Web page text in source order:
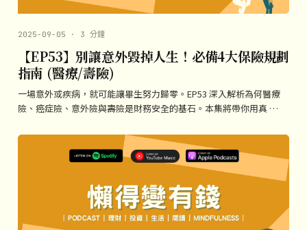
2025-09-05 · 3 分鐘
【EP53】別讓意外毀掉人生！必備4大保險規劃
指南 (醫療/壽險)
一場意外或疾病，就可能讓畢生努力歸零。EP53 深入解析為何醫療
險、癌症險、意外險與壽險是財務安全的基石。本集將帶你用真 …